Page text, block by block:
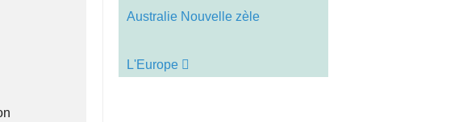
Australie Nouvelle zèle
L'Europe 